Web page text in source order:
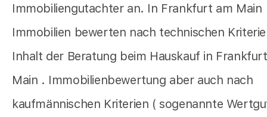
Immobiliengutachter an. In Frankfurt am Main
Immobilien bewerten nach technischen
Inhalt der Beratung beim Hauskauf in
Main . Immobilienbewertung aber auch nach
kaufmännischen Kriterien ( sogenannte